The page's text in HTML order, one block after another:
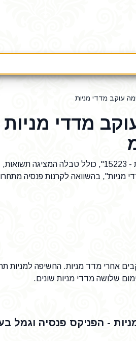
עוקב מדדי מניות
מדדי מניות
נתונים על קרן פנסיה "הפניקס פנסיה משלימה עוקב מדדי מניות - 15223", כולל
בהשוואה לקרנות פנסיה
אחרי מדד מניות. החשיפה למניות
- הפניקס פנסיה וגמל